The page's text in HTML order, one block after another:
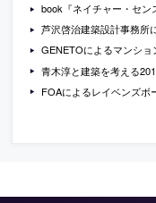
book『ネイチャー・センス 日本の
芦沢啓治建築設計事務所に
GENETOによるマンショ
青木淳と建築を考える
FOAによるレイベンズボ